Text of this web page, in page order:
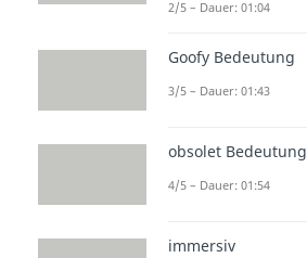
2/5 – Dauer: 01:04
Goofy Bedeutung
3/5 – Dauer: 01:43
obsolet Bedeutung
4/5 – Dauer: 01:54
immersiv